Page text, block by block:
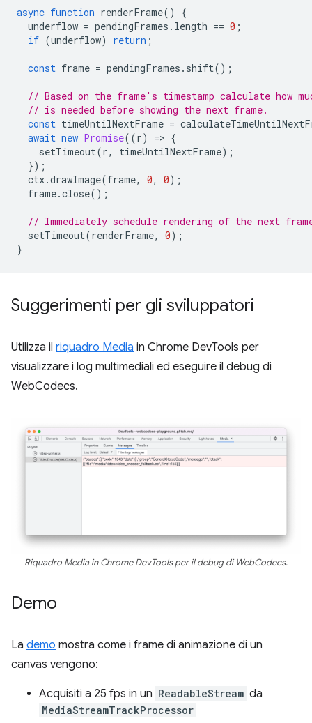
async function renderFrame()
{
underflow = pendingFrames . length == 0 ;
if (underflow) return ;
const frame = pendingFrames . shift();
// Based on the frame's timestamp calculate how
// is needed before showing the next frame.
const timeUntilNextFrame =
await new Promise((r) => {
setTimeout(r, timeUntilNextFrame);
});
ctx.drawImage(frame, 0, 0);
frame.close();
// Immediately schedule rendering of the next
setTimeout(renderFrame, 0);
}
Suggerimenti per gli sviluppatori
Utilizza il riquadro Media in Chrome DevTools per
visualizzare i log multimediali ed eseguire il debug di
WebCodecs.
Riquadro Media in Chrome DevTools per il debug di WebCodecs.
Demo
La demo mostra come i frame di animazione di un
canvas vengono:
Acquisiti a 25 fps in un ReadableStream da
MediaStreamTrackProcessor